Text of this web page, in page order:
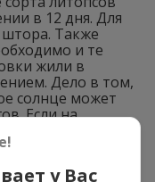
в 12 дня. Для
Также
и те
жили в
Дело в том,
солнце может
Если на
будет
потемнеют
периоды
у Вас